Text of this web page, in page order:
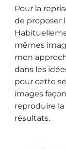
Pour la
de proposer
mêmes
mon
dans les
pour cette
images
reproduire
résultats.